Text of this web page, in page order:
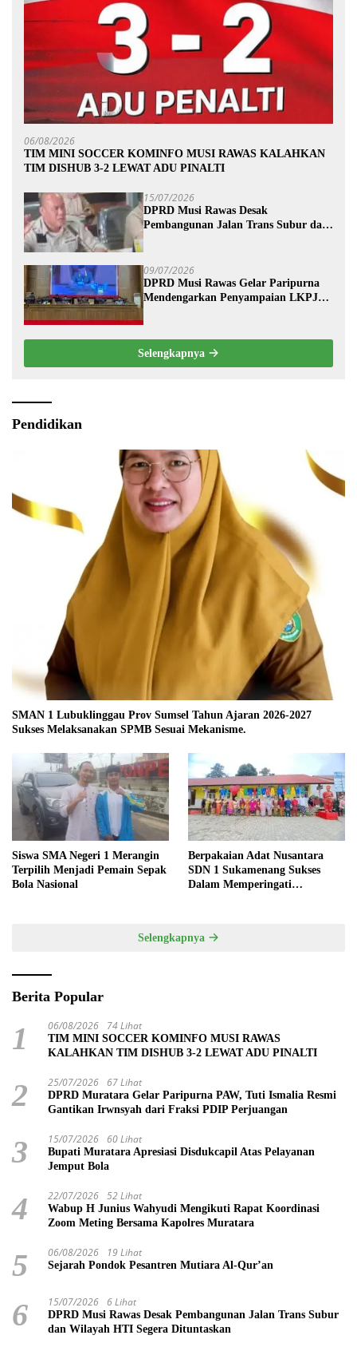
06/08/2026
TIM MINI SOCCER KOMINFO MUSI RAWAS KALAHKAN
TIM DISHUB 3-2 LEWAT ADU PINALTI
15/07/2026
DPRD Musi Rawas Desak
Pembangunan Jalan Trans Subur dan
09/07/2026
DPRD Musi Rawas Gelar Paripurna
Mendengarkan Penyampaian LKPJ
Selengkapnya
Pendidikan
SMAN 1 Lubuklinggau Prov Sumsel Tahun Ajaran 2026-2027
Sukses Melaksanakan SPMB Sesuai Mekanisme.
Siswa SMA Negeri 1 Merangin
Terpilih Menjadi Pemain Sepak
Bola Nasional
Berpakaian Adat Nusantara
SDN 1 Sukamenang Sukses
Dalam Memperingati
Selengkapnya
Berita Popular
1 06/08/2026 74 Lihat
TIM MINI SOCCER KOMINFO MUSI RAWAS
KALAHKAN TIM DISHUB 3-2 LEWAT ADU PINALTI
2 25/07/2026 67 Lihat
DPRD Muratara Gelar Paripurna PAW, Tuti Ismalia Resmi
Gantikan Irwnsyah dari Fraksi PDIP Perjuangan
3 15/07/2026 60 Lihat
Bupati Muratara Apresiasi Disdukcapil Atas Pelayanan
Jemput Bola
4 22/07/2026 52 Lihat
Wabup H Junius Wahyudi Mengikuti Rapat Koordinasi
Zoom Meting Bersama Kapolres Muratara
5 06/08/2026 19 Lihat
Sejarah Pondok Pesantren Mutiara Al-Qur’an
6 15/07/2026 6 Lihat
DPRD Musi Rawas Desak Pembangunan Jalan Trans Subur
dan Wilayah HTI Segera Dituntaskan